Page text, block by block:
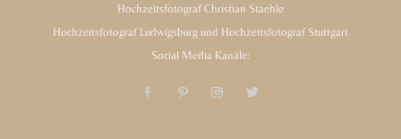
Hochzeitsfotograf Christian Staehle
Hochzeitsfotograf Ludwigsburg und Hochzeitsfotograf Stuttgart
Social Media Kanäle: